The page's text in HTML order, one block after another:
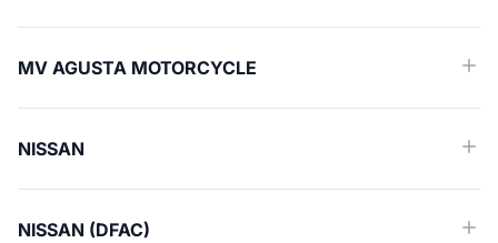
MV AGUSTA MOTORCYCLE
NISSAN
NISSAN (DFAC)